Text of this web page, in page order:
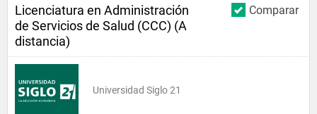
Comparar
Licenciatura en Administración
de Servicios de Salud (CCC) (A
distancia)
Universidad Siglo 21